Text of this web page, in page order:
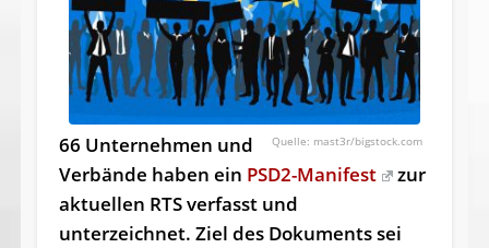
mast3r/bigstock.com
66 Unternehmen und
Verbände haben ein PSD2-Manifest
zur
aktuellen RTS verfasst und
unterzeichnet. Ziel des Dokuments sei